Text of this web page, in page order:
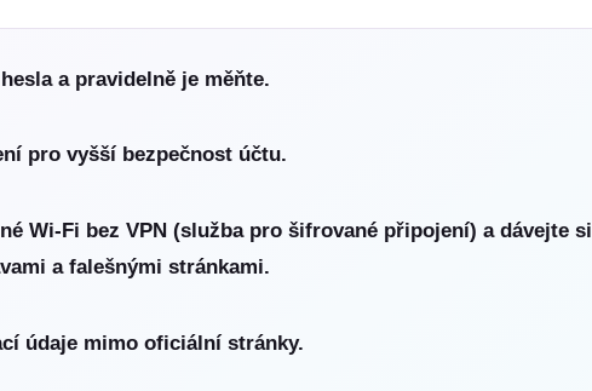
a pravidelně je měňte.
pro vyšší bezpečnost účtu.
Wi-Fi bez VPN (služba pro šifrované připojení) a dávejte si
a falešnými stránkami.
údaje mimo oficiální stránky.